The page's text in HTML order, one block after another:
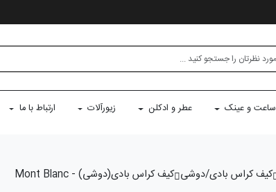
ساعت و عینک عطر و ادکلن زیورآلات ارتباط با ما
کیف کراس بادی/دوشی کیف کراس بادی(دوشی) - Mont Blanc